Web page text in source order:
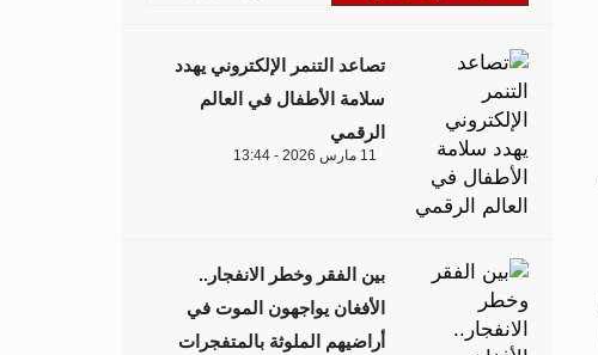
تصاعد التنمر الإلكتروني يهدد
سلامة الأطفال في العالم
الرقمي
11 مارس 2026 - 13:44
بين الفقر وخطر الانفجار..
الأفغان يواجهون الموت في
أراضيهم الملوثة بالمتفجرات